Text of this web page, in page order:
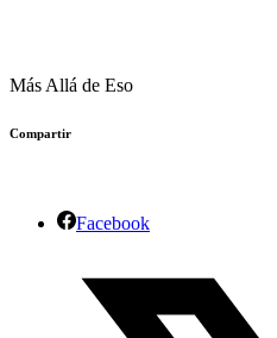
Más Allá de Eso
Compartir
Facebook